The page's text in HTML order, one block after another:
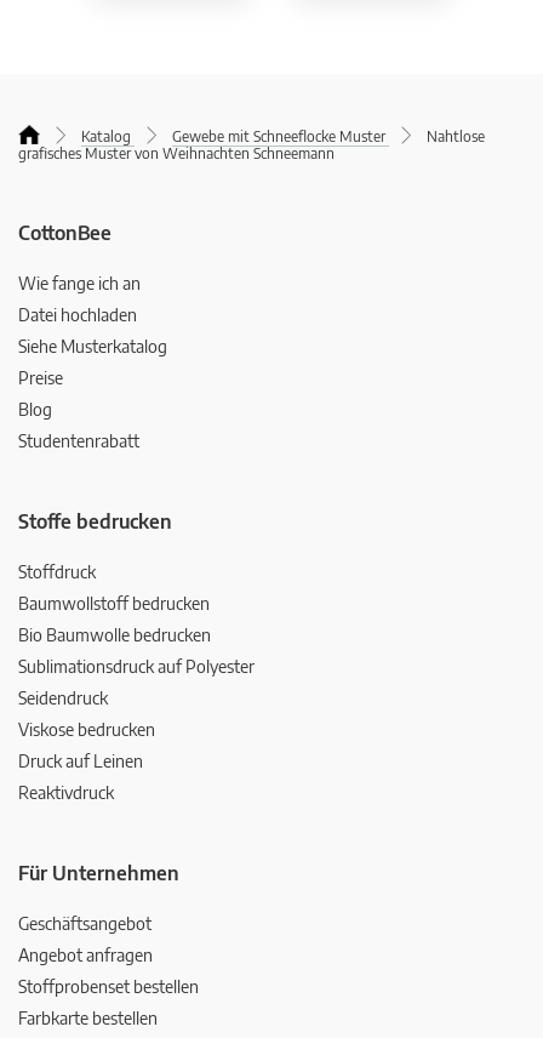
Katalog Gewebe mit Schneeflocke Muster
Nahtlose
grafisches Muster von Weihnachten Schneemann
CottonBee
Wie fange ich an
Datei hochladen
Siehe Musterkatalog
Preise
Blog
Studentenrabatt
Stoffe bedrucken
Stoffdruck
Baumwollstoff bedrucken
Bio Baumwolle bedrucken
Sublimationsdruck auf Polyester
Seidendruck
Viskose bedrucken
Druck auf Leinen
Reaktivdruck
Für Unternehmen
Geschäftsangebot
Angebot anfragen
Stoffprobenset bestellen
Farbkarte bestellen